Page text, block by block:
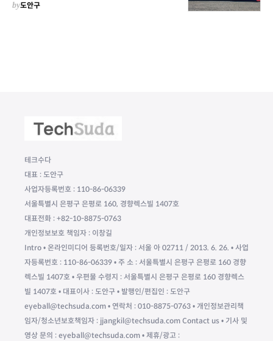
by도안구
테크수다
대표 : 도안구
사업자등록번호 : 110-86-06339
서울특별시 은평구 은평로 160, 경향렉스빌 1407호
대표전화 : +82-10-8875-0763
개인정보보호 책임자 : 이창길
Intro • 온라인미디어 등록번호/일자 : 서울 아 02711 / 2013. 6. 26. • 사업
자등록번호 : 110-86-06339 • 주 소 : 서울특별시 은평구 은평로 160 경향
렉스빌 1407호 • 우편물 수령지 : 서울특별시 은평구 은평로 160 경향렉스
빌 1407호 • 대표이사 : 도안구 • 발행인/편집인 : 도안구
eyeball@techsuda.com • 연락처 : 010-8875-0763 • 개인정보관리책
임자/청소년보호책임자 : jjangkil@techsuda.com Contact us • 기사 및
영상 문의 : eyeball@techsuda.com • 제휴/광고 :